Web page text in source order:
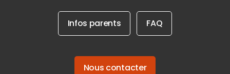
Infos parents FAQ
Nous contacter